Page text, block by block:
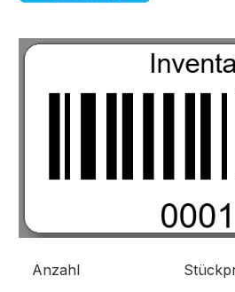
Bildergalerie überspringen
Anzahl